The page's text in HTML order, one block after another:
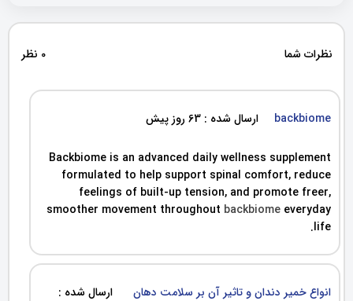
نظرات شما 0 نظر
backbiome ارسال شده : 63 روز پیش
Backbiome is an advanced daily wellness supplement
formulated to help support spinal comfort, reduce
feelings of built-up tension, and promote freer,
smoother movement throughout backbiome everyday
life.
انواع خمیر دندان و تاثیر آن بر سلامت دهان
ارسال شده :